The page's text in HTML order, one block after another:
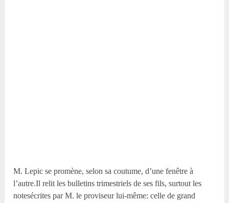
M. Lepic se promène, selon sa coutume, d’une fenêtre à
l’autre.Il relit les bulletins trimestriels de ses fils, surtout les
notesécrites par M. le proviseur lui-même: celle de grand